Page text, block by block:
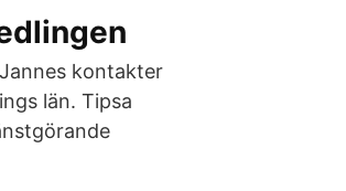
kontakter
län. Tipsa